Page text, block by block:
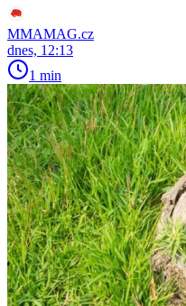
MMAMAG.cz
dnes, 12:13
1 min